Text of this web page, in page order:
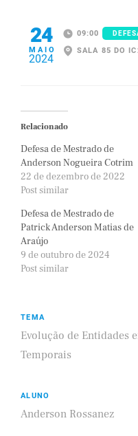
24
MAIO
2024
09:00
SALA 85 DO
Relacionado
Defesa de Mestrado de
Anderson Nogueira Cotrim
22 de dezembro de 2022
Post similar
Defesa de Mestrado de
Patrick Anderson Matias de
Araújo
9 de outubro de 2024
Post similar
TEMA
Evolução de Entidades
Temporais
ALUNO
Anderson Rossanez